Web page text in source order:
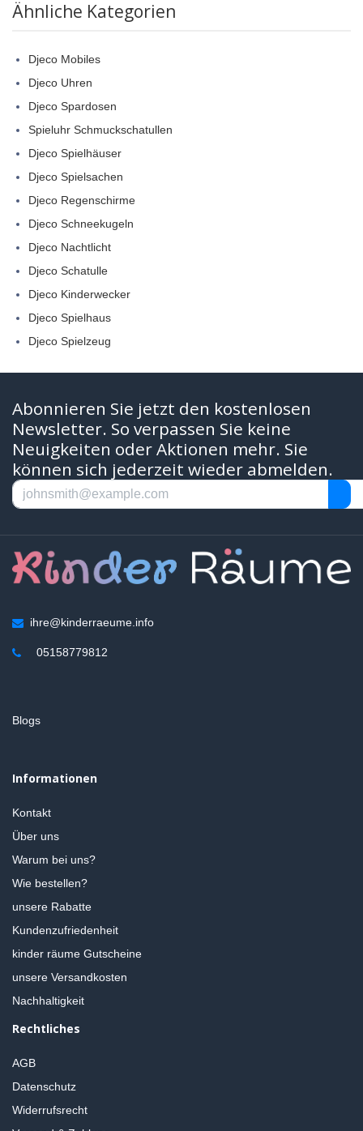
Ähnliche Kategorien
Djeco Mobiles
Djeco Uhren
Djeco Spardosen
Spieluhr Schmuckschatullen
Djeco Spielhäuser
Djeco Spielsachen
Djeco Regenschirme
Djeco Schneekugeln
Djeco Nachtlicht
Djeco Schatulle
Djeco Kinderwecker
Djeco Spielhaus
Djeco Spielzeug
Abonnieren Sie jetzt den kostenlosen
Newsletter. So verpassen Sie keine
Neuigkeiten oder Aktionen mehr. Sie
können sich jederzeit wieder abmelden.
ihre@kinderraeume.info
05158779812
Blogs
Informationen
Kontakt
Über uns
Warum bei uns?
Wie bestellen?
unsere Rabatte
Kundenzufriedenheit
kinder räume Gutscheine
unsere Versandkosten
Nachhaltigkeit
Rechtliches
AGB
Datenschutz
Widerrufsrecht